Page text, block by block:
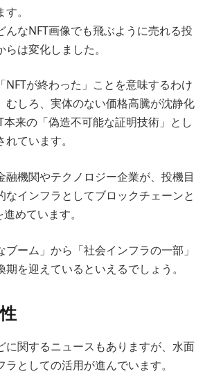
。
んなNFT画像でも飛ぶように売れる投
は変化しました。
NFTが終わった」ことを意味するわけ
むしろ、実体のない価格高騰が沈静化
本来の「偽造不可能な証明技術」とし
ています。
融機関やテクノロジー企業が、投機目
なインフラとしてブロックチェーンと
めています。
ーム」から「社会インフラの一部」
を迎えているといえるでしょう。
に関するニュースもありますが、水面
としての活用が進んでいます。